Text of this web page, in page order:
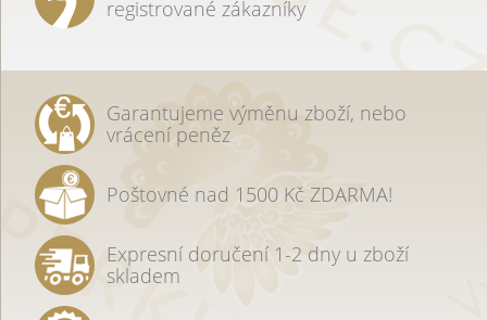
registrované zákazníky
Garantujeme výměnu zboží, nebo
vrácení peněz
Poštovné nad 1500 Kč ZDARMA!
Expresní doručení 1-2 dny u zboží
skladem